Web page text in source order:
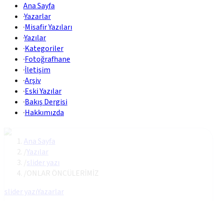
Ana Sayfa
·Yazarlar
·Misafir Yazıları
·Yazılar
·Kategoriler
·Fotoğrafhane
·İletişim
·Arşiv
·Eski Yazılar
·Bakış Dergisi
·Hakkımızda
Ana Sayfa
Yazılar
slider yazı
ONLAR ÖNCÜLERİMİZ
slider yazıYazarlar